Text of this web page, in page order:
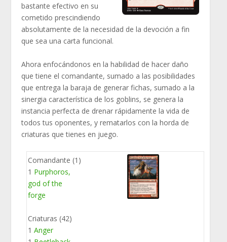
bastante efectivo en su
cometido prescindiendo
absolutamente de la necesidad de la devoción a fin
que sea una carta funcional.
Ahora enfocándonos en la habilidad de hacer daño
que tiene el comandante, sumado a las posibilidades
que entrega la baraja de generar fichas, sumado a la
sinergia característica de los goblins, se genera la
instancia perfecta de drenar rápidamente la vida de
todos tus oponentes, y rematarlos con la horda de
criaturas que tienes en juego.
Comandante (1)
1 Purphoros,
god of the
forge
Criaturas (42)
1Anger